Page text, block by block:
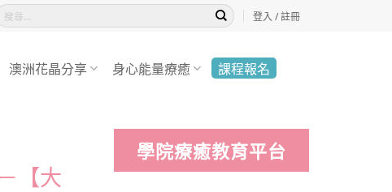
登入 / 註冊
澳洲花晶分享 身心能量療癒 課程報名
【大
學院療癒教育平台